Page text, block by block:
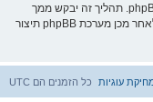
במאפיין “שכחתי את ססמתי” המסופק על־ידי מערכת phpBB. תהליך זה יבקש ממך
להזין את שם המשתמש שלך והדואר האלקטרוני שלך, לאחר מכן מערכת phpBB תיצור
כל הזמנים הם UTC עוגיות